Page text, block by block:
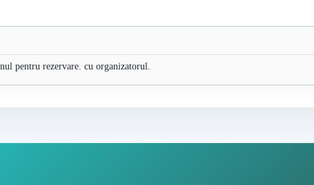
pentru rezervare. cu organizatorul.